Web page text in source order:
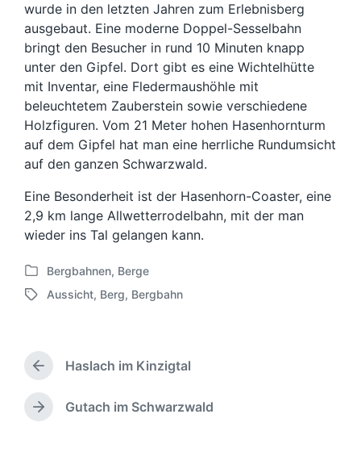
wurde in den letzten Jahren zum Erlebnisberg
ausgebaut. Eine moderne Doppel-Sesselbahn
bringt den Besucher in rund 10 Minuten knapp
unter den Gipfel. Dort gibt es eine Wichtelhütte
mit Inventar, eine Fledermaushöhle mit
beleuchtetem Zauberstein sowie verschiedene
Holzfiguren. Vom 21 Meter hohen Hasenhornturm
auf dem Gipfel hat man eine herrliche Rundumsicht
auf den ganzen Schwarzwald.
Eine Besonderheit ist der Hasenhorn-Coaster, eine
2,9 km lange Allwetterrodelbahn, mit der man
wieder ins Tal gelangen kann.
V
e
f
e
n
t
Bergbahnen, Berge
S
a
w
ö
Aussicht, Berg, Bergbahn
V
o
r
h
Haslach im Kinzigtal
N
Gutach im Schwarzwald